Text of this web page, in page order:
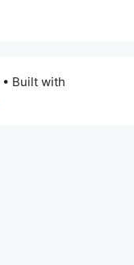
• Built with